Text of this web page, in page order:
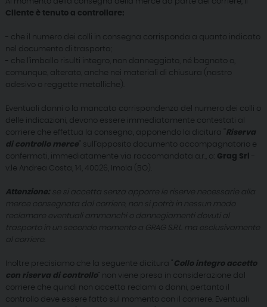
Cliente è tenuto a controllare:
- che il numero dei colli in consegna corrisponda a quanto indicato
nel documento di trasporto;
- che l'imballo risulti integro, non danneggiato, né bagnato o,
comunque, alterato, anche nei materiali di chiusura (nastro
adesivo o reggette metalliche).
Eventuali danni o la mancata corrispondenza del numero dei colli o
delle indicazioni, devono essere immediatamente contestati al
corriere che effettua la consegna, apponendo la dicitura '' Riserva
di controllo merce'' sull’apposito documento accompagnatorio e
confermati, immediatamente via raccomandata a.r., a: Grag Srl
-
v.le Andrea Costa, 14, 40026, Imola (BO).
Attenzione:se si accetta senza apporre le riserve necessarie alla
merce consegnata dal corriere, non si potrà in nessun modo
reclamare eventuali ammanchi o dannegiamenti dovuti al
trasporto in un secondo momento a GRAG S.R.L. ma esclusivamente
al corriere.
Inoltre precisiamo che la seguente dicitura “ Collo integro accetto
con riserva di controllo” non viene presa in considerazione dal
corriere che quindi non accetta reclami o danni, pertanto il
controllo deve essere fatto sul momento con il corriere. Eventuali